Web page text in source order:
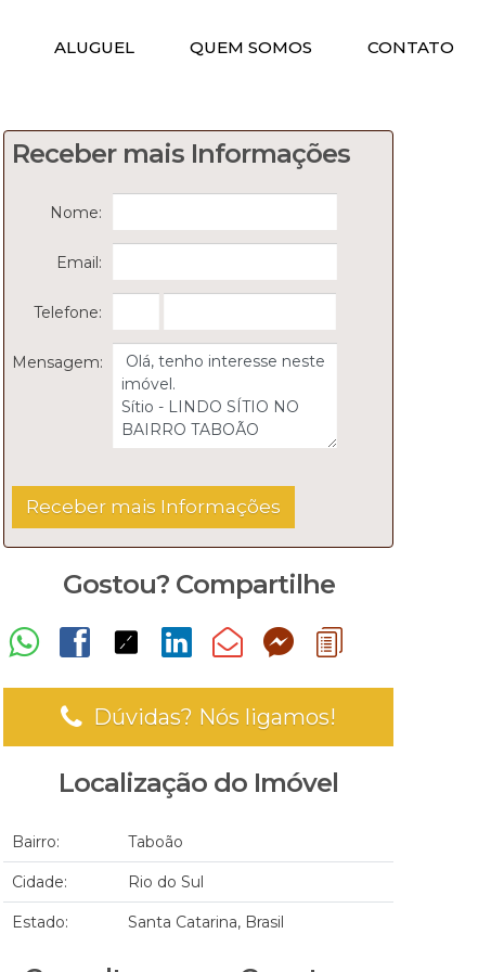
CONTATO
QUEM SOMOS
ALUGUEL
Receber mais Informações
Nome:
Email:
Telefone:
Mensagem:
Gostou? Compartilhe
Dúvidas? Nós ligamos!
Localização do Imóvel
Bairro: Taboão
Cidade: Rio do Sul
Estado: Santa Catarina, Brasil